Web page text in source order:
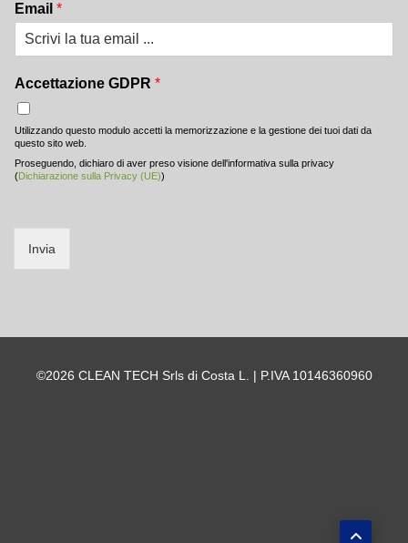
Email *
Accettazione GDPR *
Utilizzando questo modulo accetti la memorizzazione e la gestione dei tuoi dati da
questo sito web.
Proseguendo, dichiaro di aver preso visione dell'informativa sulla privacy
(Dichiarazione sulla Privacy (UE))
Invia
©2026 CLEAN TECH Srls di Costa L. | P.IVA 10146360960